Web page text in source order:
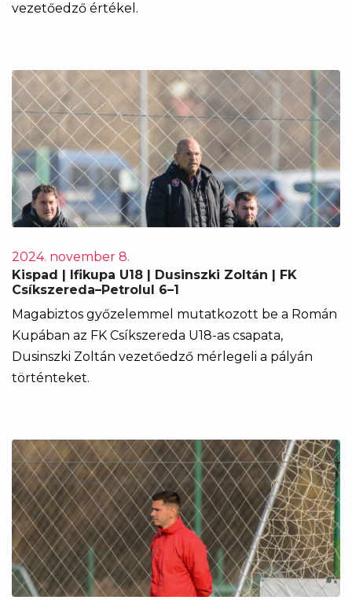
vezetőedző értékel.
2024. november 8.
Kispad | Ifikupa U18 | Dusinszki Zoltán | FK
Csíkszereda–Petrolul 6–1
Magabiztos győzelemmel mutatkozott be a Román
Kupában az FK Csíkszereda U18-as csapata,
Dusinszki Zoltán vezetőedző mérlegeli a pályán
történteket.